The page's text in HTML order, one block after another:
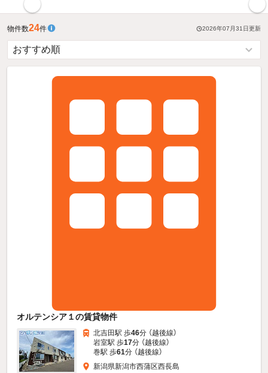
物件数24件 2026年07月31日更新
オルテンシア１の賃貸物件
北吉田駅 歩46分 （越後線）
岩室駅 歩17分 （越後線）
巻駅 歩61分 （越後線）
新潟県新潟市西蒲区西長島